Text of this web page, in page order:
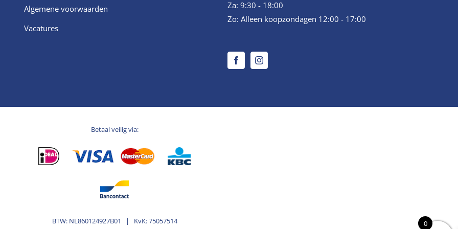
Algemene voorwaarden
Vacatures
Za: 9:30 - 18:00
Zo: Alleen koopzondagen 12:00 - 17:00
Betaal veilig via:
BTW: NL860124927B01 | KvK: 75057514 0